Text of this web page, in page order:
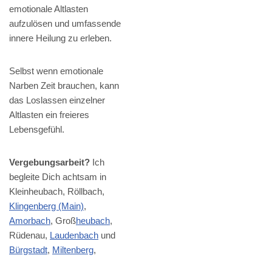
emotionale Altlasten
aufzulösen und umfassende
innere Heilung zu erleben.
Selbst wenn emotionale
Narben Zeit brauchen, kann
das Loslassen einzelner
Altlasten ein freieres
Lebensgefühl.
Vergebungsarbeit? Ich
begleite Dich achtsam in
Kleinheubach, Röllbach,
Klingenberg (Main),
Amorbach, Großheubach,
Rüdenau, Laudenbach und
Bürgstadt, Miltenberg,